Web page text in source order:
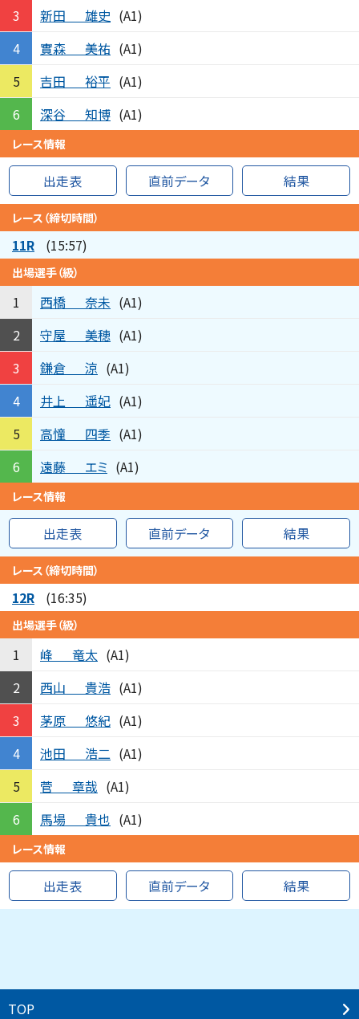
3
新田 雄史 (A1)
4
實森 美祐 (A1)
5
吉田 裕平 (A1)
6
深谷 知博 (A1)
レース情報
出走表 直前データ 結果
レース（締切時間）
11R (15:57)
出場選手（級）
1 西橋 奈未 (A1)
2
守屋 美穂 (A1)
3
鎌倉 涼 (A1)
4
井上 遥妃 (A1)
5
高憧 四季 (A1)
6
遠藤 エミ (A1)
レース情報
出走表 直前データ 結果
レース（締切時間）
12R (16:35)
出場選手（級）
1 峰 竜太 (A1)
2
西山 貴浩 (A1)
3
茅原 悠紀 (A1)
4
池田 浩二 (A1)
5
菅 章哉 (A1)
6
馬場 貴也 (A1)
レース情報
出走表 直前データ 結果
TOP